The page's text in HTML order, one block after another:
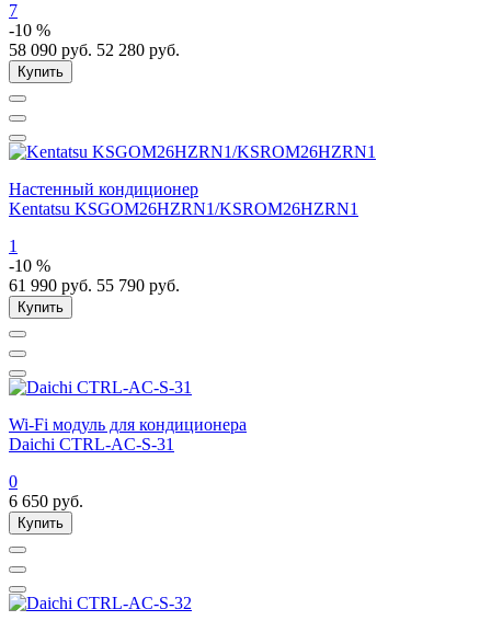
7
-10 %
58 090 руб. 52 280 руб.
Купить
Настенный кондиционер
Kentatsu KSGOM26HZRN1/KSROM26HZRN1
1
-10 %
61 990 руб. 55 790 руб.
Купить
Wi-Fi модуль для кондиционера
Daichi CTRL-AC-S-31
0
6 650 руб.
Купить